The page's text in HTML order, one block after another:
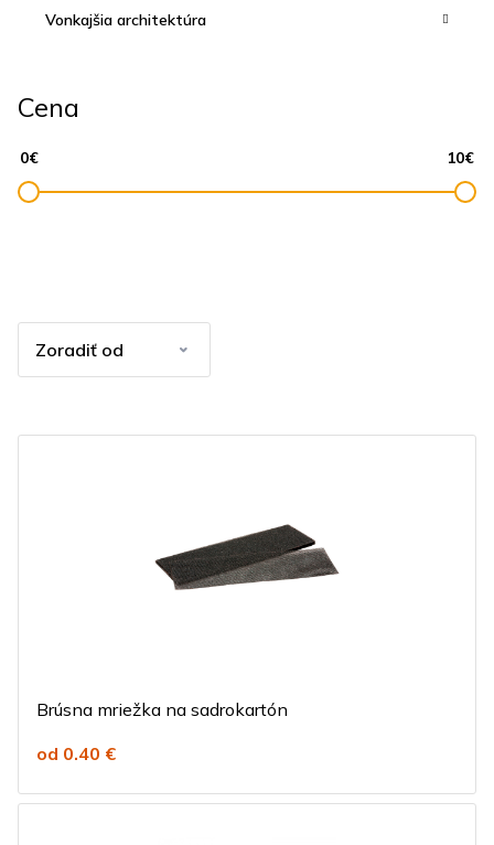
Vonkajšia architektúra
Cena
Brúsna mriežka na sadrokartón
od 0.40 €